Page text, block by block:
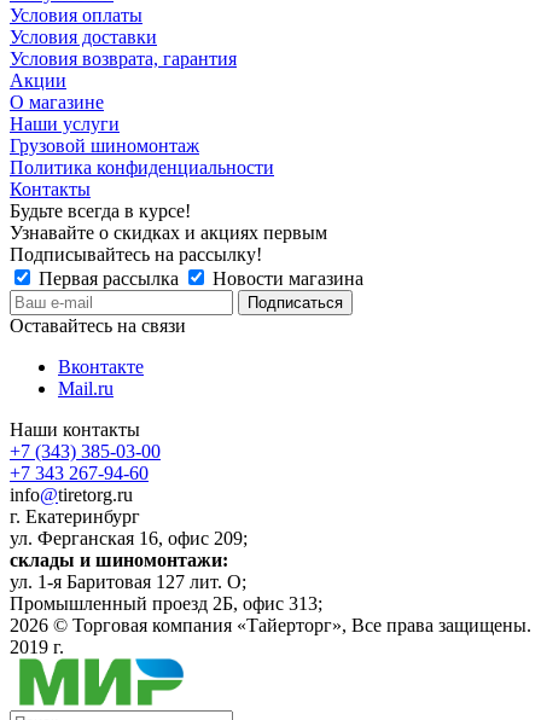
Условия оплаты
Условия доставки
Условия возврата, гарантия
Акции
О магазине
Наши услуги
Грузовой шиномонтаж
Политика конфиденциальности
Контакты
Будьте всегда в курсе!
Узнавайте о скидках и акциях первым
Подписывайтесь на рассылку!
Первая рассылка
Новости магазина
Оставайтесь на связи
Вконтакте
Mail.ru
Наши контакты
+7 (343) 385-03-00
+7 343 267-94-60
info@tiretorg.ru
г. Екатеринбург
ул. Ферганская 16, офис 209;
склады и шиномонтажи:
ул. 1-я Баритовая 127 лит. О;
Промышленный проезд 2Б, офис 313;
2026 © Торговая компания «Тайерторг», Все права защищены.
2019 г.